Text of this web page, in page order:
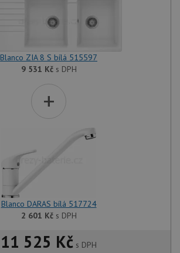
Blanco ZIA 8 S bílá 515597
9 531 Kčs DPH
+
Blanco DARAS bílá 517724
2 601 Kčs DPH
11 525 Kč s DPH